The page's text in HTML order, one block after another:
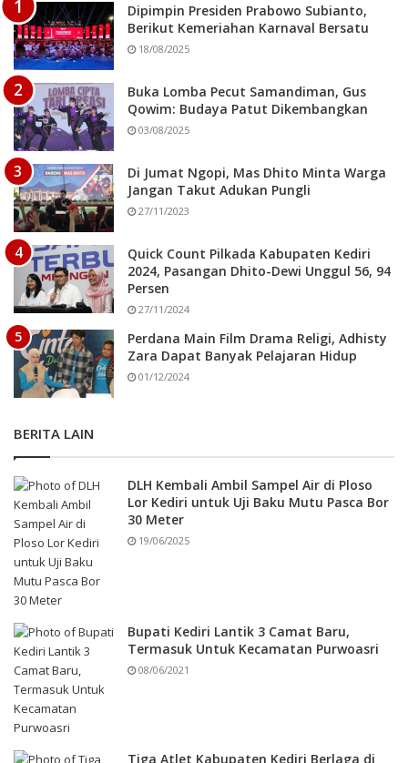
Dipimpin Presiden Prabowo Subianto,
Berikut Kemeriahan Karnaval Bersatu
18/08/2025
Buka Lomba Pecut Samandiman, Gus
Qowim: Budaya Patut Dikembangkan
03/08/2025
Di Jumat Ngopi, Mas Dhito Minta Warga
Jangan Takut Adukan Pungli
27/11/2023
Quick Count Pilkada Kabupaten Kediri
2024, Pasangan Dhito-Dewi Unggul 56, 94
Persen
27/11/2024
Perdana Main Film Drama Religi, Adhisty
Zara Dapat Banyak Pelajaran Hidup
01/12/2024
BERITA LAIN
DLH Kembali Ambil Sampel Air di Ploso
Lor Kediri untuk Uji Baku Mutu Pasca Bor
30 Meter
19/06/2025
Bupati Kediri Lantik 3 Camat Baru,
Termasuk Untuk Kecamatan Purwoasri
08/06/2021
Tiga Atlet Kabupaten Kediri Berlaga di